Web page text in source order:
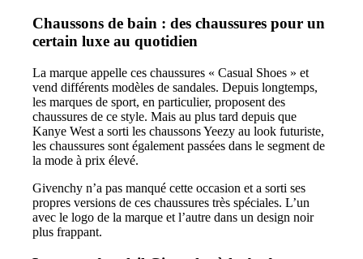
Chaussons de bain : des chaussures pour un
certain luxe au quotidien
La marque appelle ces chaussures « Casual Shoes » et
vend différents modèles de sandales. Depuis longtemps,
les marques de sport, en particulier, proposent des
chaussures de ce style. Mais au plus tard depuis que
Kanye West a sorti les chaussons Yeezy au look futuriste,
les chaussures sont également passées dans le segment de
la mode à prix élevé.
Givenchy n’a pas manqué cette occasion et a sorti ses
propres versions de ces chaussures très spéciales. L’un
avec le logo de la marque et l’autre dans un design noir
plus frappant.